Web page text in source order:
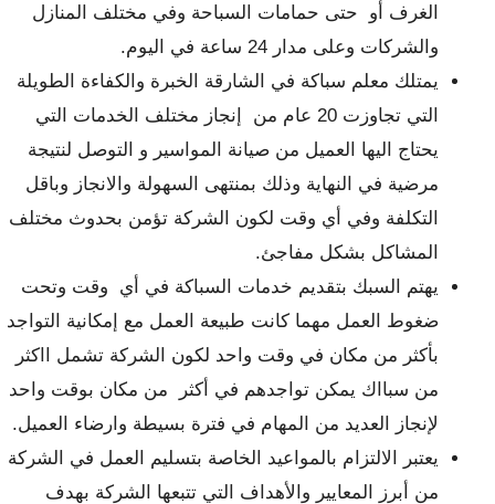
الغرف أو حتى حمامات السباحة وفي مختلف المنازل
والشركات وعلى مدار 24 ساعة في اليوم.
يمتلك معلم سباكة في الشارقة الخبرة والكفاءة الطويلة
التي تجاوزت 20 عام من إنجاز مختلف الخدمات التي
يحتاج اليها العميل من صيانة المواسير و التوصل لنتيجة
مرضية في النهاية وذلك بمنتهى السهولة والانجاز وباقل
التكلفة وفي أي وقت لكون الشركة تؤمن بحدوث مختلف
المشاكل بشكل مفاجئ.
يهتم السبك بتقديم خدمات السباكة في أي وقت وتحت
ضغوط العمل مهما كانت طبيعة العمل مع إمكانية التواجد
بأكثر من مكان في وقت واحد لكون الشركة تشمل ااكثر
من سبااك يمكن تواجدهم في أكثر من مكان بوقت واحد
لإنجاز العديد من المهام في فترة بسيطة وارضاء العميل.
يعتبر الالتزام بالمواعيد الخاصة بتسليم العمل في الشركة
من أبرز المعايير والأهداف التي تتبعها الشركة بهدف